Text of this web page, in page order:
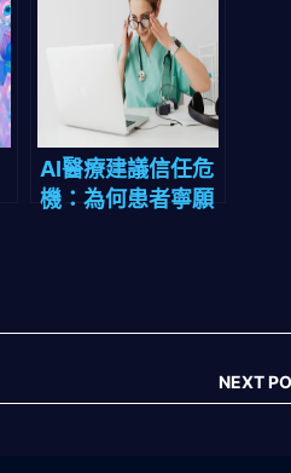
AI醫療建議信任危
機：為何患者寧願
NEXT